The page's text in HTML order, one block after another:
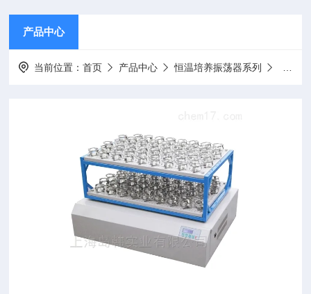
产品中心
当前位置：首页 产品中心 恒温培养振荡器系列